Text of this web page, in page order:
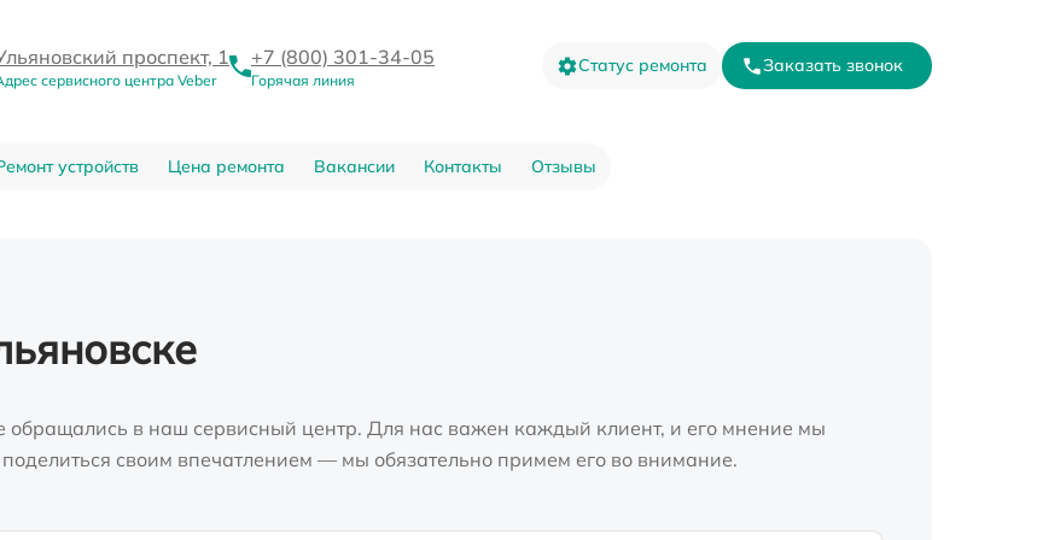
проспект, 1
сервисного центра Veber
+7 (800) 301-34-05
Горячая линия
Статус ремонта Заказать звонок
устройств Цена ремонта Вакансии Контакты Отзывы
обращались в наш сервисный центр. Для нас важен каждый клиент, и его мнение мы
своим впечатлением — мы обязательно примем его во внимание.